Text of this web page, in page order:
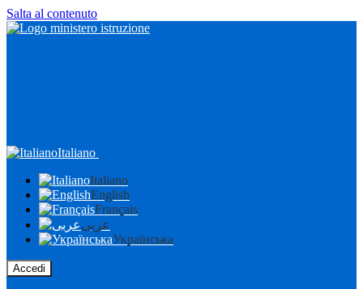
Salta al contenuto
Italiano
Italiano
English
Français
عربى
Українська
Accedi